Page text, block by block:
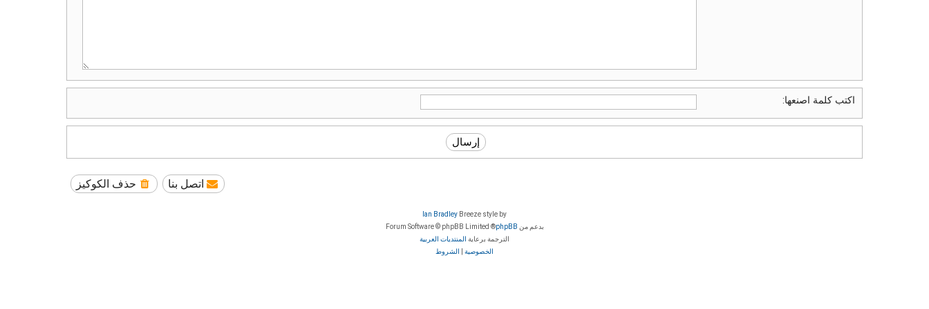
اكتب كلمة اصنعها:
حذف الكوكيز اتصل بنا
Breeze style by
Ian Bradley
بدعم من phpBB
® Forum Software © phpBB Limited
الترجمة برعاية المنتديات العربية
الخصوصية
الشروط